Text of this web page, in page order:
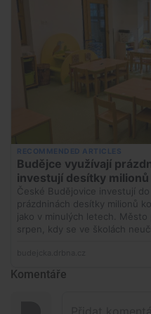
Komentáře